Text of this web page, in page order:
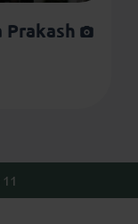
Prakash